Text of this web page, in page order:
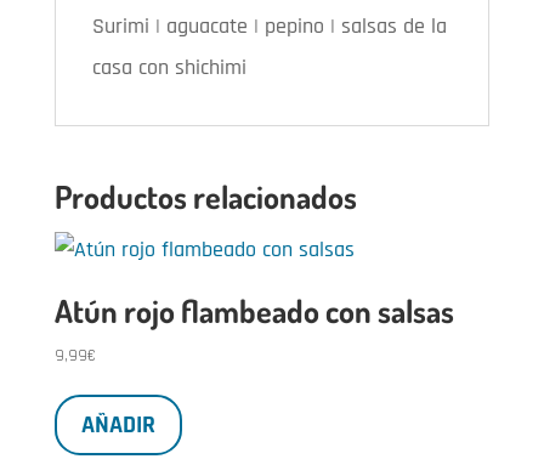
Surimi | aguacate | pepino | salsas de la
casa con shichimi
Productos relacionados
Atún rojo flambeado con salsas
9,99€
AÑADIR